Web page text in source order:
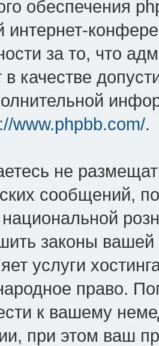
обеспечения
интернет-
за то, что
в качестве
www.phpbb.com/.
не
сообщений,
законы
услуги
право.
к вашему
при этом ваш